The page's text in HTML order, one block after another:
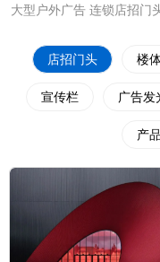
大型户外广告 连锁店招门
店招门头 楼
宣传栏 广告发
产